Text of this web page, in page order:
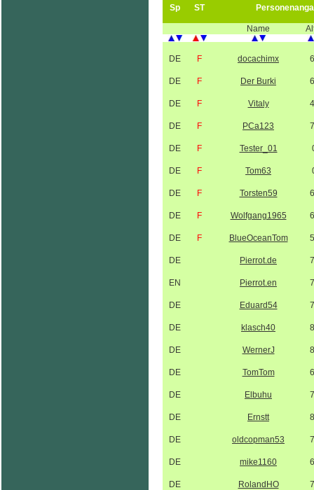
Sp ST
Name
DE F docachimx
DE F Der Burki
DE F Vitaly
DE F PCa123
DE F Tester_01
DE F Tom63
DE F Torsten59
DE F Wolfgang1965
DE F BlueOceanTom
DE Pierrot.de
EN Pierrot.en
DE Eduard54
DE klasch40
DE WernerJ
DE TomTom
DE Elbuhu
DE Ernstt
DE oldcopman53
DE mike1160
DE RolandHO